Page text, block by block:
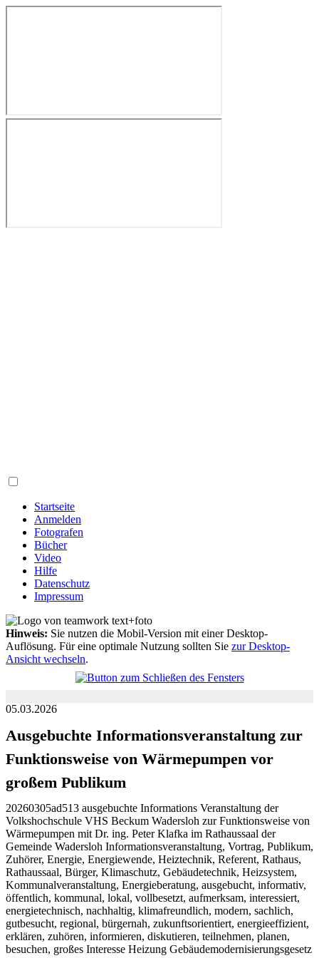
Startseite
Anmelden
Fotografen
Bücher
Video
Hilfe
Datenschutz
Impressum
Hinweis: Sie nutzen die Mobil-Version mit einer Desktop-
Auflösung. Für eine optimale Nutzung sollten Sie zur Desktop-
Ansicht wechseln.
05.03.2026
Ausgebuchte Informationsveranstaltung zur
Funktionsweise von Wärmepumpen vor
großem Publikum
20260305ad513 ausgebuchte Informations Veranstaltung der
Volkshochschule VHS Beckum Wadersloh zur Funktionsweise von
Wärmepumpen mit Dr. ing. Peter Klafka im Rathaussaal der
Gemeinde Wadersloh Informationsveranstaltung, Vortrag, Publikum,
Zuhörer, Energie, Energiewende, Heiztechnik, Referent, Rathaus,
Rathaussaal, Bürger, Klimaschutz, Gebäudetechnik, Heizsystem,
Kommunalveranstaltung, Energieberatung, ausgebucht, informativ,
öffentlich, kommunal, lokal, vollbesetzt, aufmerksam, interessiert,
energietechnisch, nachhaltig, klimafreundlich, modern, sachlich,
gutbesucht, regional, bürgernah, zukunftsorientiert, energieeffizient,
erklären, zuhören, informieren, diskutieren, teilnehmen, planen,
besuchen, großes Interesse Heizung Gebäudemodernisierungsgesetz